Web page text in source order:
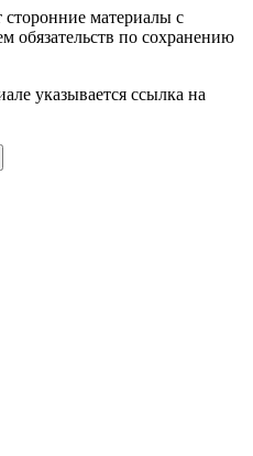
материалы с
обязательств по сохранению
указывается ссылка на